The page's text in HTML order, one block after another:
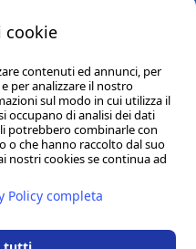
cookie
contenuti ed annunci, per
per analizzare il nostro
sul modo in cui utilizza il
occupano di analisi dei dati
potrebbero combinarle con
o che hanno raccolto dal suo
nostri cookies se continua ad
Policy completa